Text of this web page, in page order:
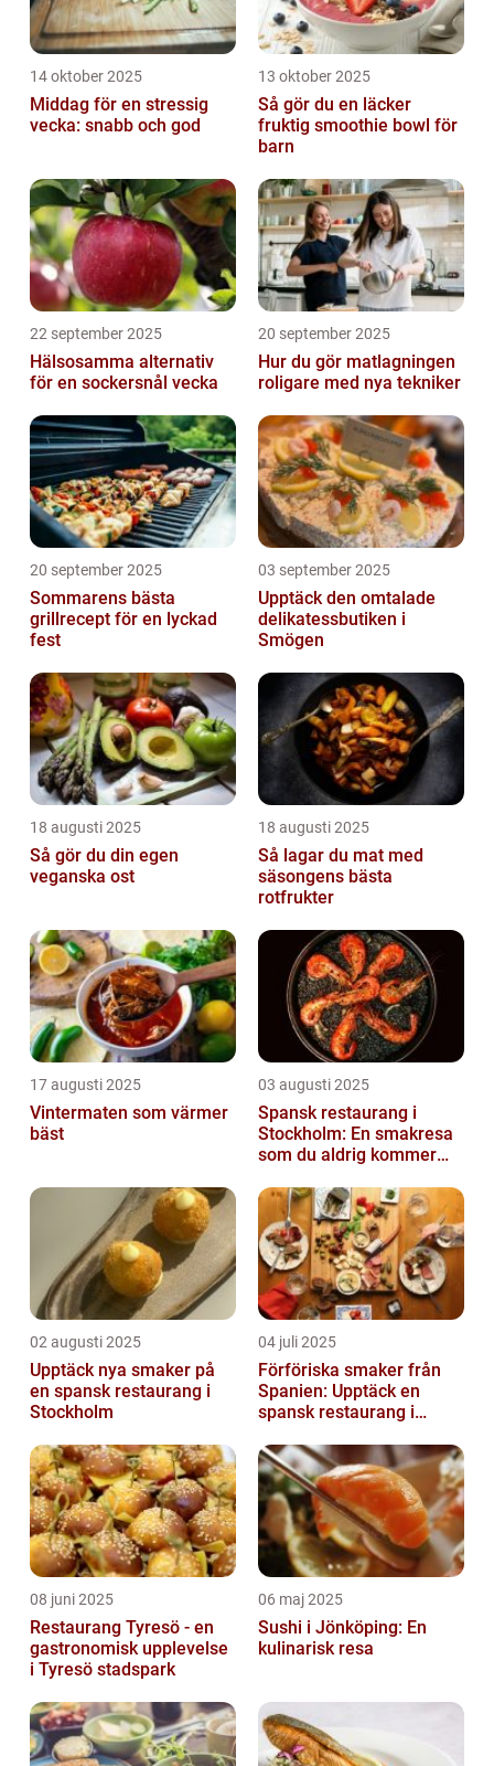
14 oktober 2025
Middag för en stressig
vecka: snabb och god
13 oktober 2025
Så gör du en läcker
fruktig smoothie bowl för
barn
22 september 2025
Hälsosamma alternativ
för en sockersnål vecka
20 september 2025
Hur du gör matlagningen
roligare med nya tekniker
20 september 2025
Sommarens bästa
grillrecept för en lyckad
fest
03 september 2025
Upptäck den omtalade
delikatessbutiken i
Smögen
18 augusti 2025
Så gör du din egen
veganska ost
18 augusti 2025
Så lagar du mat med
säsongens bästa
rotfrukter
17 augusti 2025
Vintermaten som värmer
bäst
03 augusti 2025
Spansk restaurang i
Stockholm: En smakresa
som du aldrig kommer
02 augusti 2025
Upptäck nya smaker på
en spansk restaurang i
Stockholm
04 juli 2025
Förföriska smaker från
Spanien: Upptäck en
spansk restaurang i
08 juni 2025
Restaurang Tyresö - en
gastronomisk upplevelse
i Tyresö stadspark
06 maj 2025
Sushi i Jönköping: En
kulinarisk resa